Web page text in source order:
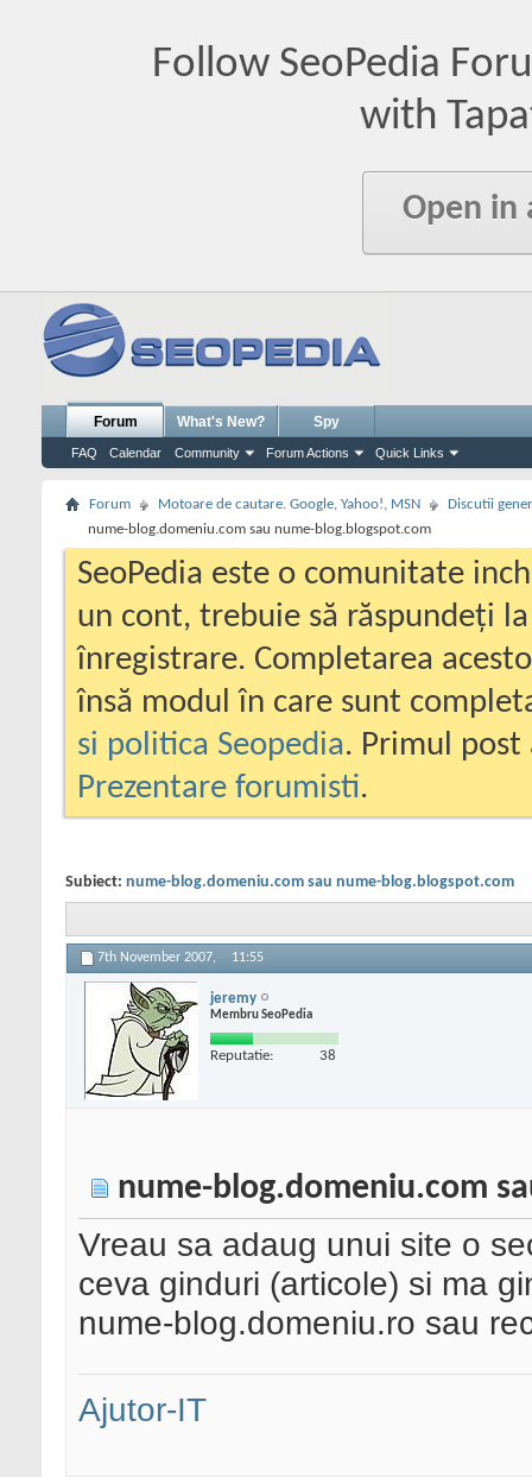
Follow SeoPedia
with
Open in
Forum
FAQ Calendar Community Forum Actions Quick Links
What's New? Spy
Forum Motoare de cautare. Google, Yahoo!, MSN
Discutii
nume-blog.domeniu.com sau nume-blog.blogspot.com
SeoPedia este o comunitate
un cont, trebuie să răspundeți
înregistrare. Completarea
însă modul în care sunt
si politica Seopedia. Primul
Prezentare forumisti.
Subiect: nume-blog.domeniu.com sau nume-blog.blogspot.com
7th November 2007, 11:55
jeremy
Membru SeoPedia
Reputatie: 38
nume-blog.domeniu.com
Vreau sa adaug unui site o
ceva ginduri (articole) si ma
nume-blog.domeniu.ro sau
Ajutor-IT